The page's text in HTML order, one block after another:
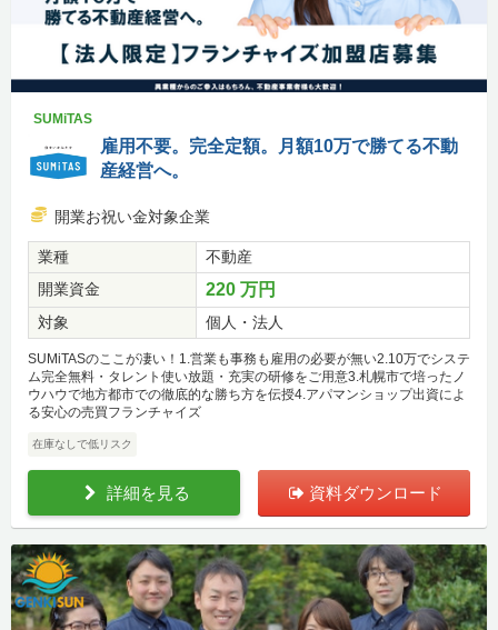
SUMiTAS
雇用不要。完全定額。月額10万で勝てる不動
産経営へ。
開業お祝い金対象企業
業種
不動産
開業資金
220 万円
対象 個人・法人
SUMiTASのここが凄い！1.営業も事務も雇用の必要が無い2.10万でシステ
ム完全無料・タレント使い放題・充実の研修をご用意3.札幌市で培ったノ
ウハウで地方都市での徹底的な勝ち方を伝授4.アパマンショップ出資によ
る安心の売買フランチャイズ
在庫なしで低リスク
詳細を見る 資料ダウンロード